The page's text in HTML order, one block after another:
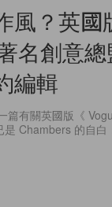
風？英國
名創意
編輯
篇有關英國版《
Chambers 的自白